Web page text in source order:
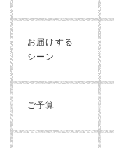
お届けする
シーン
ご予算